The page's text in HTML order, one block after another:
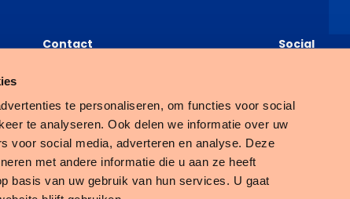
te personaliseren, om functies voor social
te analyseren. Ook delen we informatie over uw
voor social media, adverteren en analyse. Deze
met andere informatie die u aan ze heeft
basis van uw gebruik van hun services. U gaat
Contact
3534 AM Utrecht
Customer Services
088 - 64 81 300
Social